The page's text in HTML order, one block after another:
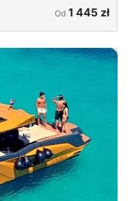
Od 1 445 zł